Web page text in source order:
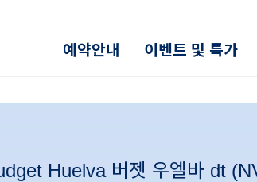
예약안내 이벤트 및 특가
Huelva 버젯 우엘바 dt